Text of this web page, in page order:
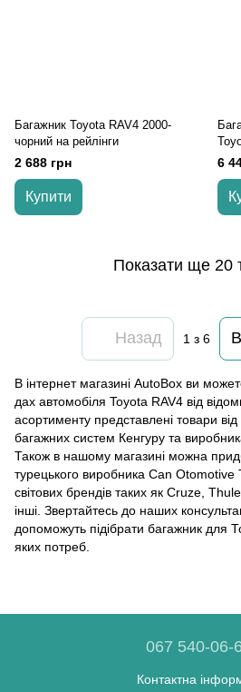
Багажник Toyota RAV4 2000-
чорний на рейлінги
2 688 грн
Купити
6
Показати ще 20
Назад 1 з 6
В інтернет магазині AutoBox ви
дах автомобіля Toyota RAV4 від
асортименту представлені товари
багажних систем Кенгуру та
Також в нашому магазині можна
турецького виробника Can Otomotive
світових брендів таких як Cruze,
інші. Звертайтесь до наших
допоможуть підібрати багажник для
яких потреб.
067 540-06-
Контактна